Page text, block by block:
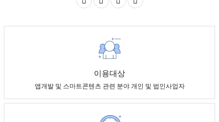
하
기
이용대상
앱개발 및 스마트콘텐츠 관련 분야 개인 및 법인사업자